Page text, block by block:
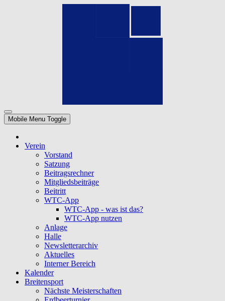
Mobile Menu Toggle
Verein
Vorstand
Satzung
Beitragsrechner
Mitgliedsbeiträge
Beitritt
WTC-App
WTC-App - was ist das?
WTC-App nutzen
Anlage
Halle
Newsletterarchiv
Aktuelles
Interner Bereich
Kalender
Breitensport
Nächste Meisterschaften